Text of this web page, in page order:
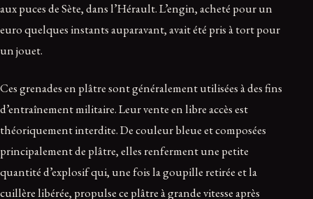
aux puces de Sète, dans l’Hérault. L’engin, acheté pour un
euro quelques instants auparavant, avait été pris à tort pour
un jouet.
Ces grenades en plâtre sont généralement utilisées à des fins
d’entraînement militaire. Leur vente en libre accès est
théoriquement interdite. De couleur bleue et composées
principalement de plâtre, elles renferment une petite
quantité d’explosif qui, une fois la goupille retirée et la
cuillère libérée, propulse ce plâtre à grande vitesse après